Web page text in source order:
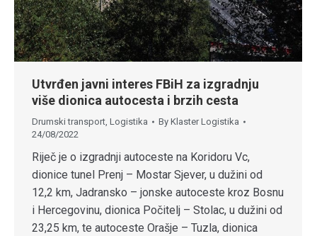
Utvrđen javni interes FBiH za izgradnju
više dionica autocesta i brzih cesta
Drumski transport, Logistika By Klaster Logistika
24/08/2022
Riječ je o izgradnji autoceste na Koridoru Vc,
dionice tunel Prenj – Mostar Sjever, u dužini od
12,2 km, Jadransko – jonske autoceste kroz Bosnu
i Hercegovinu, dionica Počitelj – Stolac, u dužini od
23,25 km, te autoceste Orašje – Tuzla, dionica